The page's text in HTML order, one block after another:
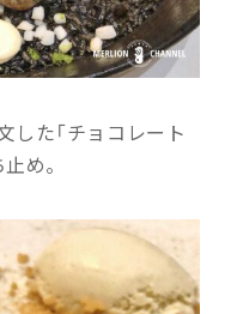
した「チョコレート
め。